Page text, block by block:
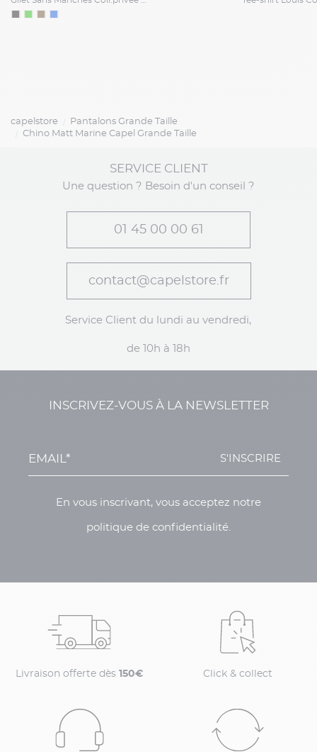
capelstore
Pantalons Grande Taille
Chino Matt Marine Capel Grande Taille
SERVICE CLIENT
Une question ? Besoin d'un conseil ?
01 45 00 00 61
contact@capelstore.fr
Service Client du lundi au vendredi,
de 10h à 18h
INSCRIVEZ-VOUS À LA NEWSLETTER
S'INSCRIRE
En vous inscrivant, vous acceptez notre
politique de confidentialité.
Livraison offerte dès 150€ Click & collect